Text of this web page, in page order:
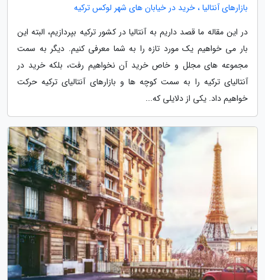
بازارهای آنتالیا ، خرید در خیابان های شهر لوکس ترکیه
در این مقاله ما قصد داریم به آنتالیا در کشور ترکیه بپردازیم، البته این
بار می خواهیم یک مورد تازه را به شما معرفی کنیم. دیگر به سمت
مجموعه های مجلل و خاص خرید آن نخواهیم رفت، بلکه خرید در
آنتالیای ترکیه را به سمت کوچه ها و بازارهای آنتالیای ترکیه حرکت
خواهیم داد. یکی از دلایلی که...